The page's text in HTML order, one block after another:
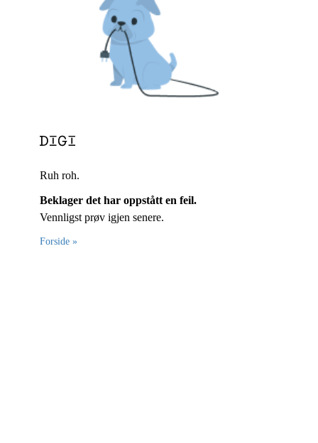
Ruh roh.
Beklager det har oppstått en feil.
Vennligst prøv igjen senere.
Forside »